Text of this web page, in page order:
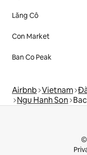
Lăng Cô
Con Market
Ban Co Peak
Airbnb Vietnam
Ngu Hanh Son
©